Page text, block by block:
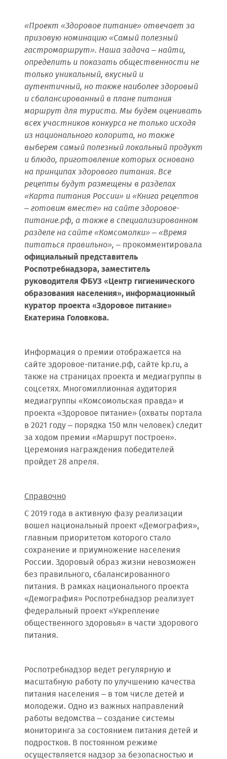
«Проект «Здоровое питание» отвечает за
призовую номинацию «Самый полезный
гастромаршрут». Наша задача– найти,
определить и показать общественности не
только уникальный, вкусный и
аутентичный, но также наиболее здоровый
и сбалансированный в плане питания
маршрут для туриста. Мы будем оценивать
всех участников конкурса не только исходя
из национального колорита, но также
выберем самый полезный локальный продукт
и блюдо, приготовление которых основано
на принципах здорового питания. Все
рецепты будут размещены в разделах
«Карта питания России» и «Книга рецептов
– готовим вместе» на сайте здоровое-
питание.рф, а также в специализированном
разделе на сайте «Комсомолки» – «Время
питаться правильно», – прокомментировала
официальный представитель
Роспотребнадзора, заместитель
руководителя ФБУЗ «Центр гигиенического
образования населения», информационный
куратор проекта «Здоровое питание»
Екатерина Головкова.
Информация о премии отображается на
сайте здоровое-питание.рф, сайте kp.ru, а
также на страницах проекта и медиагруппы в
соцсетях. Многомиллионная аудитория
медиагруппы «Комсомольская правда» и
проекта «Здоровое питание» (охваты портала
в 2021 году – порядка 150 млн человек) следит
за ходом премии «Маршрут построен».
Церемония награждения победителей
пройдет 28 апреля.
Справочно
С 2019 года в активную фазу реализации
вошел национальный проект «Демография»,
главным приоритетом которого стало
сохранение и приумножение населения
России. Здоровый образ жизни невозможен
без правильного, сбалансированного
питания. В рамках национального проекта
«Демография» Роспотребнадзор реализует
федеральный проект «Укрепление
общественного здоровья» в части здорового
питания.
Роспотребнадзор ведет регулярную и
масштабную работу по улучшению качества
питания населения – в том числе детей и
молодежи. Одно из важных направлений
работы ведомства – создание системы
мониторинга за состоянием питания детей и
подростков. В постоянном режиме
осуществляется надзор за безопасностью и